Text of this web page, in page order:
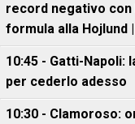
record negativo con
formula alla Hojlund |
10:45 - Gatti-
per cederlo adesso
10:30 - Clamoroso: